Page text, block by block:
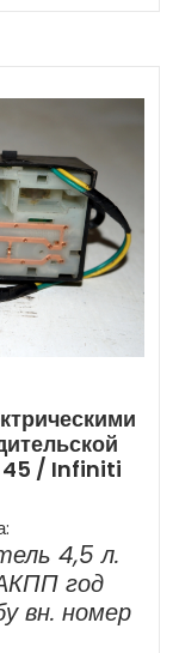
45 / Infiniti
4,5 л.
год
вн. номер